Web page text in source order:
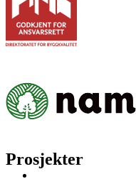
Prosjekter